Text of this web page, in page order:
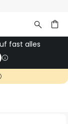
fast alles